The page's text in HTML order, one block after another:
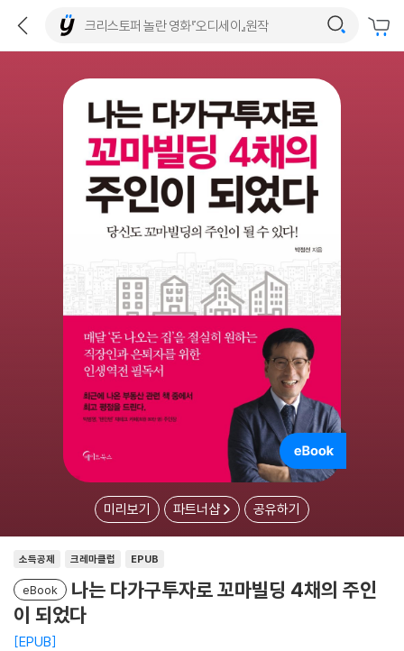
미리보기 파트너샵 공유하기
소득공제 크레마클럽 EPUB
eBook
나는 다가구투자로 꼬마빌딩 4채의 주인
이 되었다
EPUB